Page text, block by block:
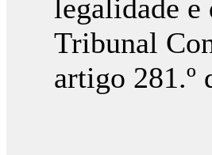
legalidade e
Tribunal
artigo 281.º